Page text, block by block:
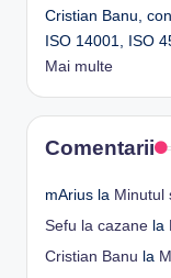
Cristian Banu,
ISO 14001, ISO
Mai multe
Comentarii
mArius la Minutul
Sefu la cazane la
Cristian Banu la